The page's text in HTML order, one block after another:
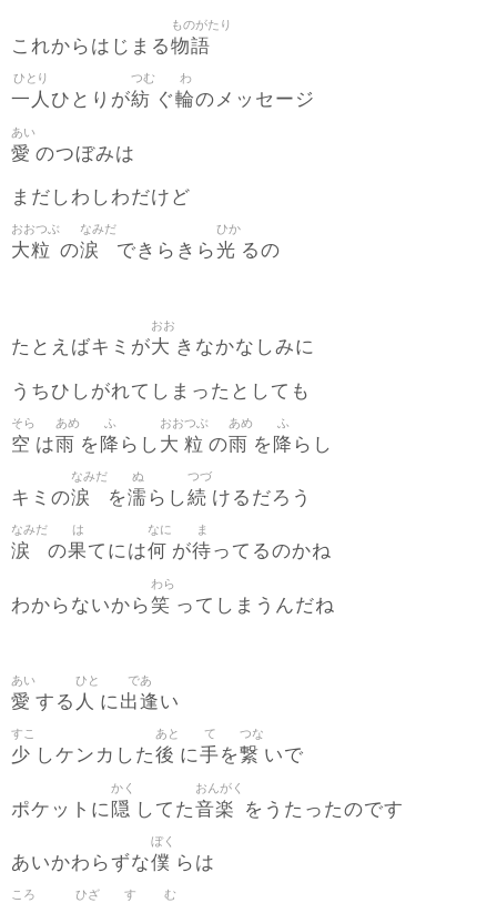
これからはじまる物語
ものがたり
一人
ひとり
ひとりが紡
つむ
ぐ輪
わ
のメッセージ
愛
あい
のつぼみは
まだしわしわだけど
大粒
おおつぶ
の涙
なみだ
できらきら光
ひか
るの
たとえばキミが大
おお
きなかなしみに
うちひしがれてしまったとしても
空
そら
は雨
あめ
を 降
ふ
らし 大
おお
粒
つぶ
の雨
あめ
を 降
ふ
らし
キミの涙
なみだ
を濡
ぬ
らし続
つづ
けるだろう
涙
なみだ
の果
は
てには何
なに
が待
ま
ってるのかね
わからないから笑
わら
ってしまうんだね
愛
あい
する 人
ひと
に出逢
であ
い
少
すこ
しケンカした後
あと
に手
て
を繋
つな
いで
ポケットに 隠
かく
してた音楽
おんがく
をうたったのです
あいかわらずな僕
ぼく
らは
ころ ひざ す む